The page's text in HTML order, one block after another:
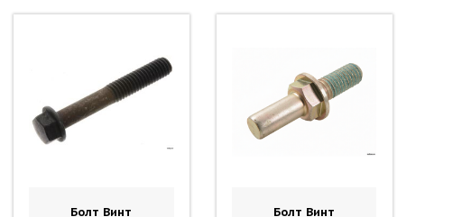
Болт Винт Болт Винт